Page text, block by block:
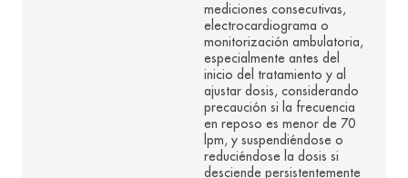
mediciones consecutivas,
electrocardiograma o
monitorización ambulatoria,
especialmente antes del
inicio del tratamiento y al
ajustar dosis, considerando
precaución si la frecuencia
en reposo es menor de 70
lpm, y suspendiéndose o
reduciéndose la dosis si
desciende persistentemente